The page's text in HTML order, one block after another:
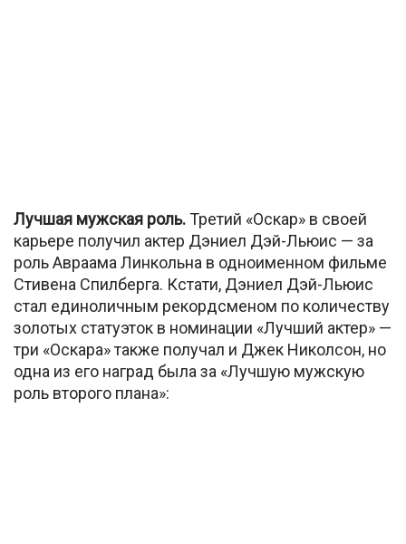
Лучшая мужская роль.Третий «Оскар» в своей
карьере получил актер Дэниел Дэй-Льюис — за
роль Авраама Линкольна в одноименном фильме
Стивена Спилберга. Кстати, Дэниел Дэй-Льюис
стал единоличным рекордсменом по количеству
золотых статуэток в номинации «Лучший актер» —
три «Оскара» также получал и Джек Николсон, но
одна из его наград была за «Лучшую мужскую
роль второго плана»: